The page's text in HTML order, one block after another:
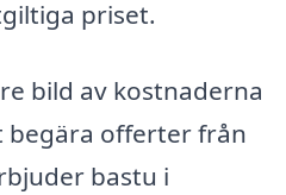
priset.
bild av kostnaderna
begära offerter från
bastu i